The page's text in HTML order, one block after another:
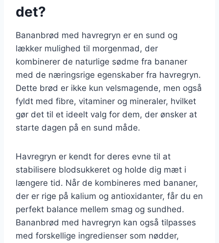
det?
Bananbrød med havregryn er en sund og
lækker mulighed til morgenmad, der
kombinerer de naturlige sødme fra bananer
med de næringsrige egenskaber fra havregryn.
Dette brød er ikke kun velsmagende, men også
fyldt med fibre, vitaminer og mineraler, hvilket
gør det til et ideelt valg for dem, der ønsker at
starte dagen på en sund måde.
Havregryn er kendt for deres evne til at
stabilisere blodsukkeret og holde dig mæt i
længere tid. Når de kombineres med bananer,
der er rige på kalium og antioxidanter, får du en
perfekt balance mellem smag og sundhed.
Bananbrød med havregryn kan også tilpasses
med forskellige ingredienser som nødder,